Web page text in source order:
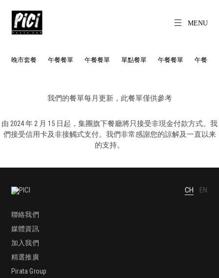
content
MENU
晚市套餐 午餐餐單 午餐餐單 單點餐單 午餐餐單 午餐餐
我們的餐單每月更新，此餐單僅供參考
由 2024 年 2 月 15 日起，集團旗下餐廳將只接受非現金付款方式。我
們接受信用卡及非接觸式支付。我們非常感謝您的諒解及一直以来
的支持。
CH EN
聯絡我們
媒體資訊
加入我們
精選推廣
Pirata Group